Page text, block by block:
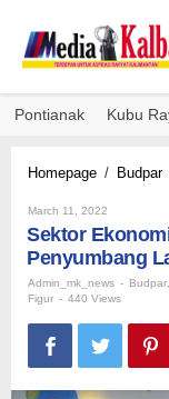
content
Pontianak Kubu
Homepage / Budpar
March 11, 2022
Sektor
Penyumbang
Admin_mk_news - Budpar
Figur - 440 Views